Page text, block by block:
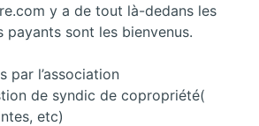
y a de tout là-dedans les
payants sont les bienvenus.
par l’association
de syndic de copropriété(
etc)